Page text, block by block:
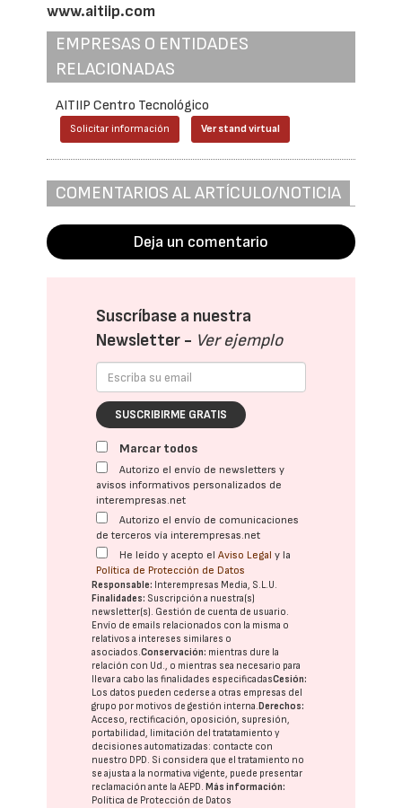
www.aitiip.com
EMPRESAS O ENTIDADES
RELACIONADAS
AITIIP Centro Tecnológico
Solicitar información Ver stand virtual
COMENTARIOS AL ARTÍCULO/NOTICIA
Deja un comentario
Suscríbase a nuestra
Newsletter - Ver ejemplo
SUSCRIBIRME GRATIS
Marcar todos
Autorizo el envío de newsletters y
avisos informativos personalizados de
interempresas.net
Autorizo el envío de comunicaciones
de terceros vía interempresas.net
He leído y acepto elAviso Legal y la
Política de Protección de Datos
Responsable: Interempresas Media, S.L.U.
Finalidades: Suscripción a nuestra(s)
newsletter(s). Gestión de cuenta de usuario.
Envío de emails relacionados con la misma o
relativos a intereses similares o
asociados.Conservación: mientras dure la
relación con Ud., o mientras sea necesario para
llevar a cabo las finalidades especificadasCesión:
Los datos pueden cederse a otras empresas del
grupo por motivos de gestión interna. Derechos:
Acceso, rectificación, oposición, supresión,
portabilidad, limitación del tratatamiento y
decisiones automatizadas: contacte con
nuestro DPD. Si considera que el tratamiento no
se ajusta a la normativa vigente, puede presentar
reclamación ante laAEPD. Más información:
Política de Protección de Datos